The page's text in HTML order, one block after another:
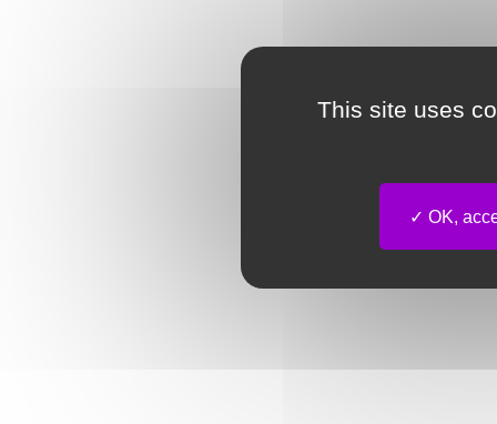
This site uses
OK,